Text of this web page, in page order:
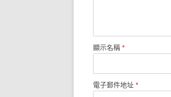
顯示名稱 *
電子郵件地址 *